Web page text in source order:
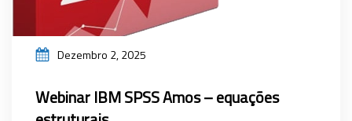
Dezembro 2, 2025
Webinar IBM SPSS Amos – equações